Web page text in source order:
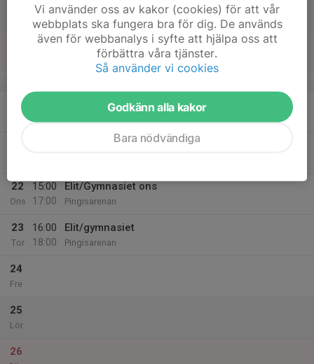
20
Mån
Elit/Gymnasiet
Elit/gymnasiet tis
22
Ons
15:00
17:00
Elit/Gymnasiet ons
Pingisarenan
23
Tor
16:00
18:00
Elit/gymnasiet
Pingisarenan
24
Fre
25
Lör
26
Vi använder oss av kakor (cookies) för att vår
webbplats ska fungera bra för dig. De används
även för webbanalys i syfte att hjälpa oss att
förbättra våra tjänster.
Så använder vi cookies
Godkänn alla kakor
Bara nödvändiga